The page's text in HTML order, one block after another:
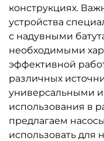
конструкциях.
устройства
с надувными
необходимыми
эффективной
различных
универсальными
использования в
предлагаем
использовать для